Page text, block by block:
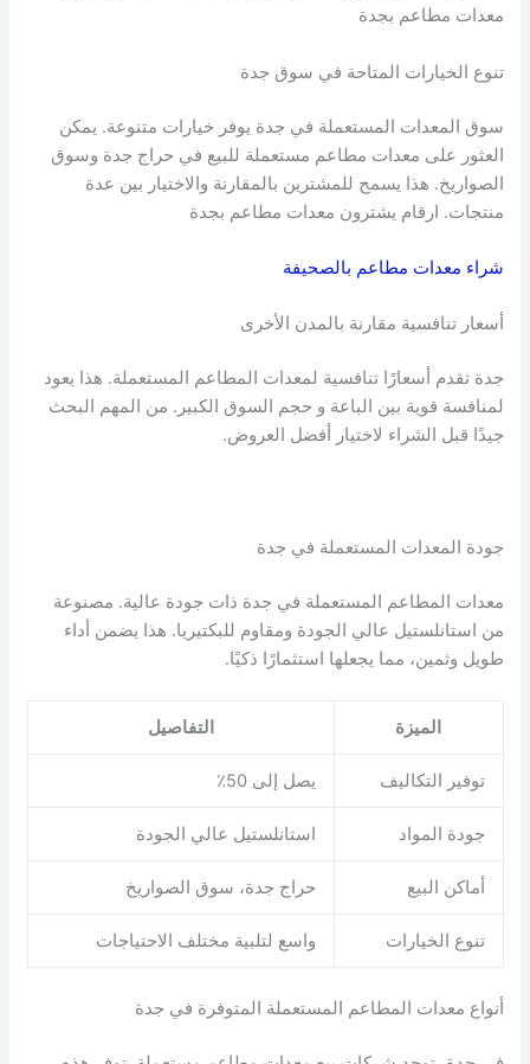
معدات مطاعم بجدة
تنوع الخيارات المتاحة في سوق جدة
سوق المعدات المستعملة في جدة يوفر خيارات متنوعة. يمكن
العثور على معدات مطاعم مستعملة للبيع في حراج جدة وسوق
الصواريخ. هذا يسمح للمشترين بالمقارنة والاختيار بين عدة
منتجات. ارقام يشترون معدات مطاعم بجدة
شراء معدات مطاعم بالصحيفة
أسعار تنافسية مقارنة بالمدن الأخرى
جدة تقدم أسعارًا تنافسية لمعدات المطاعم المستعملة. هذا يعود
لمنافسة قوية بين الباعة و حجم السوق الكبير. من المهم البحث
جيدًا قبل الشراء لاختيار أفضل العروض.
جودة المعدات المستعملة في جدة
معدات المطاعم المستعملة في جدة ذات جودة عالية. مصنوعة
من استانلستيل عالي الجودة ومقاوم للبكتيريا. هذا يضمن أداء
طويل وثمين، مما يجعلها استثمارًا ذكيًا.
الميزة التفاصيل
توفير التكاليف يصل إلى 50٪
جودة المواد استانلستيل عالي الجودة
أماكن البيع حراج جدة، سوق الصواريخ
تنوع الخيارات واسع لتلبية مختلف الاحتياجات
أنواع معدات المطاعم المستعملة المتوفرة في جدة